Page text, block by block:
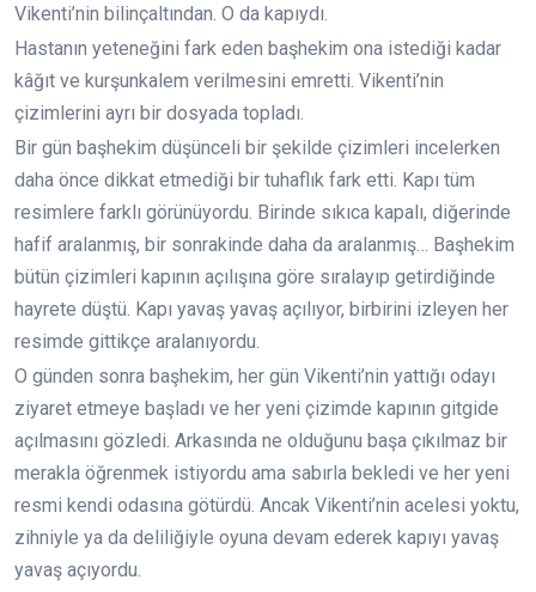
Vikenti’nin bilinçaltından. O da kapıydı.
Hastanın yeteneğini fark eden başhekim ona istediği kadar
kâğıt ve kurşunkalem verilmesini emretti. Vikenti’nin
çizimlerini ayrı bir dosyada topladı.
Bir gün başhekim düşünceli bir şekilde çizimleri incelerken
daha önce dikkat etmediği bir tuhaflık fark etti. Kapı tüm
resimlere farklı görünüyordu. Birinde sıkıca kapalı, diğerinde
hafif aralanmış, bir sonrakinde daha da aralanmış… Başhekim
bütün çizimleri kapının açılışına göre sıralayıp getirdiğinde
hayrete düştü. Kapı yavaş yavaş açılıyor, birbirini izleyen her
resimde gittikçe aralanıyordu.
O günden sonra başhekim, her gün Vikenti’nin yattığı odayı
ziyaret etmeye başladı ve her yeni çizimde kapının gitgide
açılmasını gözledi. Arkasında ne olduğunu başa çıkılmaz bir
merakla öğrenmek istiyordu ama sabırla bekledi ve her yeni
resmi kendi odasına götürdü. Ancak Vikenti’nin acelesi yoktu,
zihniyle ya da deliliğiyle oyuna devam ederek kapıyı yavaş
yavaş açıyordu.